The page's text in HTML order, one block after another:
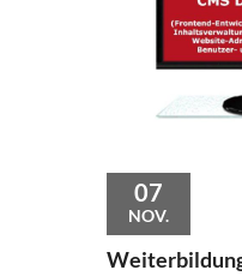
07
NOV.